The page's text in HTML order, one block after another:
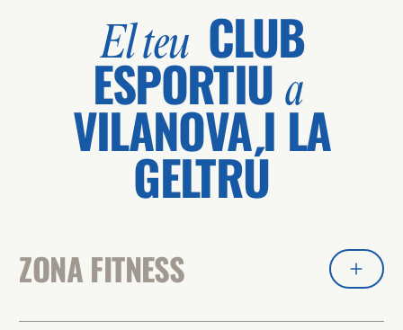
El teu CLUB
ESPORTIU a
VILANOVA I LA
GELTRÚ
ZONA FITNESS